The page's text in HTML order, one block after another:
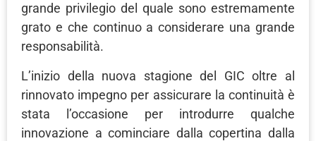
grande privilegio del quale sono estremamente
grato e che continuo a considerare una grande
responsabilità.
L’inizio della nuova stagione del GIC oltre al
rinnovato impegno per assicurare la continuità è
stata l’occasione per introdurre qualche
innovazione a cominciare dalla copertina dalla